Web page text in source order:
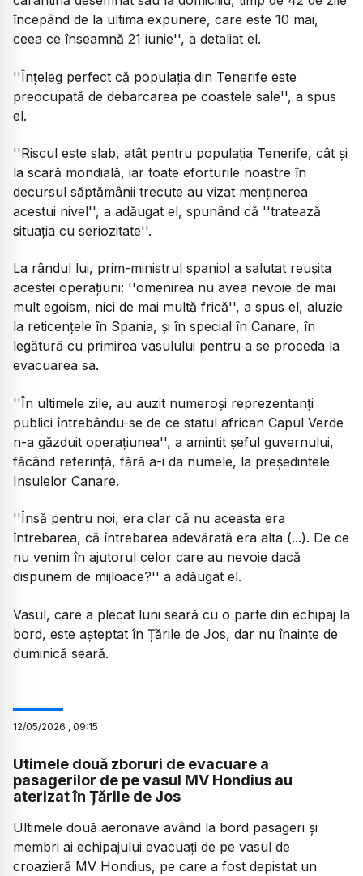
începând de la ultima expunere, care este 10 mai,
ceea ce înseamnă 21 iunie'', a detaliat el.
''Înțeleg perfect că populația din Tenerife este
preocupată de debarcarea pe coastele sale'', a spus
el.
''Riscul este slab, atât pentru populația Tenerife, cât și
la scară mondială, iar toate eforturile noastre în
decursul săptămânii trecute au vizat menținerea
acestui nivel'', a adăugat el, spunând că ''tratează
situația cu seriozitate''.
La rândul lui, prim-ministrul spaniol a salutat reușita
acestei operațiuni: ''omenirea nu avea nevoie de mai
mult egoism, nici de mai multă frică'', a spus el, aluzie
la reticențele în Spania, și în special în Canare, în
legătură cu primirea vasulului pentru a se proceda la
evacuarea sa.
''În ultimele zile, au auzit numeroși reprezentanți
publici întrebându-se de ce statul african Capul Verde
n-a găzduit operațiunea'', a amintit șeful guvernului,
făcând referință, fără a-i da numele, la președintele
Insulelor Canare.
''Însă pentru noi, era clar că nu aceasta era
întrebarea, că întrebarea adevărată era alta (...). De ce
nu venim în ajutorul celor care au nevoie dacă
dispunem de mijloace?'' a adăugat el.
Vasul, care a plecat luni seară cu o parte din echipaj la
bord, este așteptat în Țările de Jos, dar nu înainte de
duminică seară.
12/05/2026 , 09:15
Utimele două zboruri de evacuare a
pasagerilor de pe vasul MV Hondius au
aterizat în Țările de Jos
Ultimele două aeronave având la bord pasageri și
membri ai echipajului evacuați de pe vasul de
croazieră MV Hondius, pe care a fost depistat un